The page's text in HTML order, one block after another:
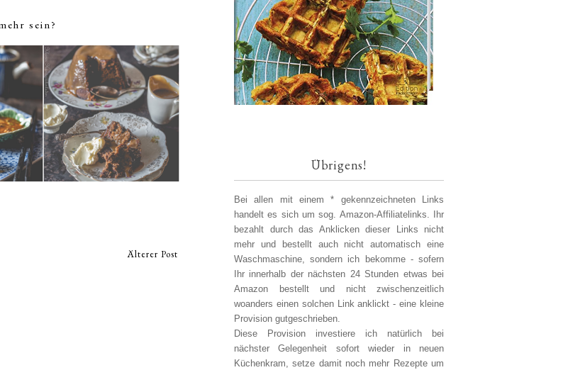
sein?
Älterer Post
Übrigens!
Bei allen mit einem * gekennzeichneten Links
handelt es sich um sog. Amazon-Affiliatelinks. Ihr
bezahlt durch das Anklicken dieser Links nicht
mehr und bestellt auch nicht automatisch eine
Waschmaschine, sondern ich bekomme - sofern
Ihr innerhalb der nächsten 24 Stunden etwas bei
Amazon bestellt und nicht zwischenzeitlich
woanders einen solchen Link anklickt - eine kleine
Provision gutgeschrieben.
Diese Provision investiere ich natürlich bei
nächster Gelegenheit sofort wieder in neuen
Küchenkram, setze damit noch mehr Rezepte um